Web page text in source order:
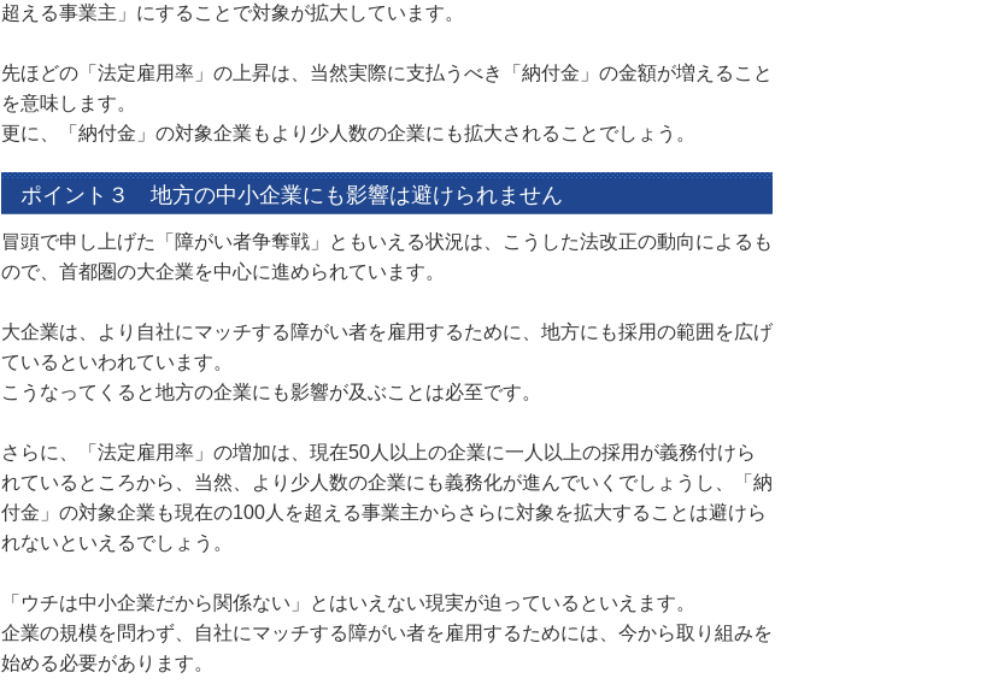
超える事業主」にすることで対象が拡大しています。
先ほどの「法定雇用率」の上昇は、当然実際に支払うべき「納付金」の金額が増えること
を意味します。
更に、「納付金」の対象企業もより少人数の企業にも拡大されることでしょう。
ポイント３ 地方の中小企業にも影響は避けられません
冒頭で申し上げた「障がい者争奪戦」ともいえる状況は、こうした法改正の動向によるも
ので、首都圏の大企業を中心に進められています。
大企業は、より自社にマッチする障がい者を雇用するために、地方にも採用の範囲を広げ
ているといわれています。
こうなってくると地方の企業にも影響が及ぶことは必至です。
さらに、「法定雇用率」の増加は、現在50人以上の企業に一人以上の採用が義務付けら
れているところから、当然、より少人数の企業にも義務化が進んでいくでしょうし、「納
付金」の対象企業も現在の100人を超える事業主からさらに対象を拡大することは避けら
れないといえるでしょう。
「ウチは中小企業だから関係ない」とはいえない現実が迫っているといえます。
企業の規模を問わず、自社にマッチする障がい者を雇用するためには、今から取り組みを
始める必要があります。